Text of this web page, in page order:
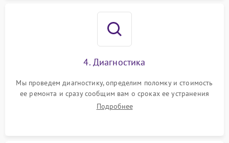
4. Диагностика
Мы проведем диагностику, определим поломку и стоимость
ее ремонта и сразу сообщим вам о сроках ее устранения
Подробнее